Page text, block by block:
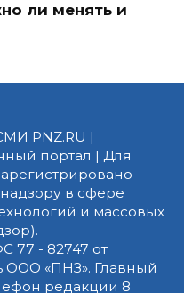
ли менять и
PNZ.RU |
портал | Для
в сфере
и массовых
77 - 82747 от
ООО «ПНЗ». Главный
редакции 8